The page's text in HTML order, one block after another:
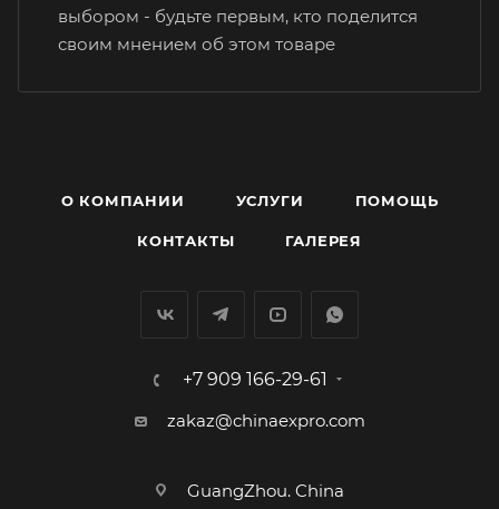
выбором - будьте первым, кто поделится
своим мнением об этом товаре
О КОМПАНИИ УСЛУГИ ПОМОЩЬ
КОНТАКТЫ ГАЛЕРЕЯ
+7 909 166-29-61
zakaz@chinaexpro.com
GuangZhou. China